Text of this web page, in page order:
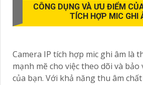
CÔNG DỤNG VÀ ƯU ĐIỂM
TÍCH HỢP MIC GHI
Camera IP tích hợp mic ghi âm là
mạnh mẽ cho việc theo dõi và
của bạn. Với khả năng thu âm